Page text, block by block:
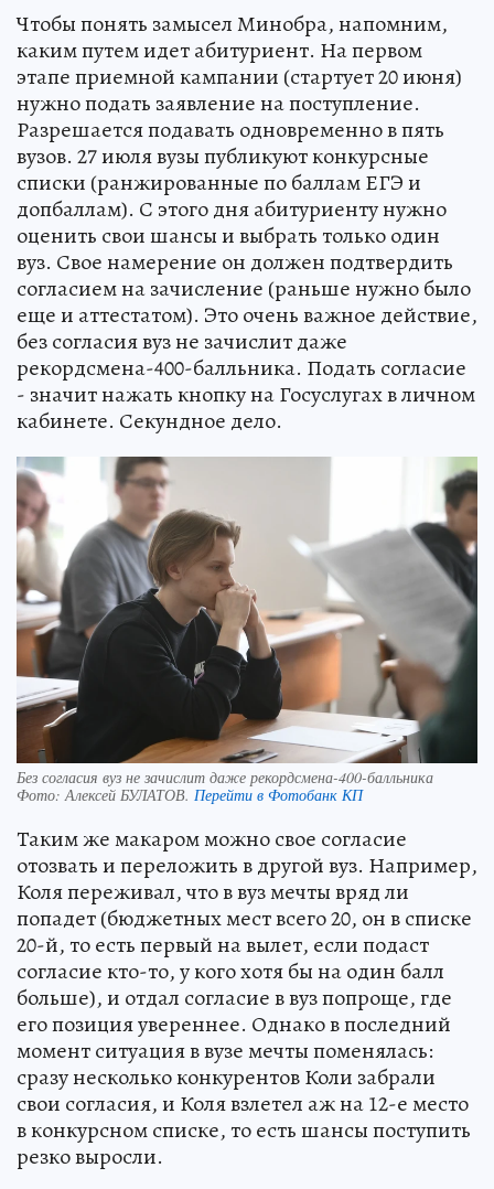
Чтобы понять замысел Минобра, напомним,
каким путем идет абитуриент. На первом
этапе приемной кампании (стартует 20 июня)
нужно подать заявление на поступление.
Разрешается подавать одновременно в пять
вузов. 27 июля вузы публикуют конкурсные
списки (ранжированные по баллам ЕГЭ и
допбаллам). С этого дня абитуриенту нужно
оценить свои шансы и выбрать только один
вуз. Свое намерение он должен подтвердить
согласием на зачисление (раньше нужно было
еще и аттестатом). Это очень важное действие,
без согласия вуз не зачислит даже
рекордсмена-400-балльника. Подать согласие
- значит нажать кнопку на Госуслугах в личном
кабинете. Секундное дело.
Без согласия вуз не зачислит даже рекордсмена-400-балльника
Фото:Алексей БУЛАТОВ. Перейти в Фотобанк КП
Таким же макаром можно свое согласие
отозвать и переложить в другой вуз. Например,
Коля переживал, что в вуз мечты вряд ли
попадет (бюджетных мест всего 20, он в списке
20-й, то есть первый на вылет, если подаст
согласие кто-то, у кого хотя бы на один балл
больше), и отдал согласие в вуз попроще, где
его позиция увереннее. Однако в последний
момент ситуация в вузе мечты поменялась:
сразу несколько конкурентов Коли забрали
свои согласия, и Коля взлетел аж на 12-е место
в конкурсном списке, то есть шансы поступить
резко выросли.